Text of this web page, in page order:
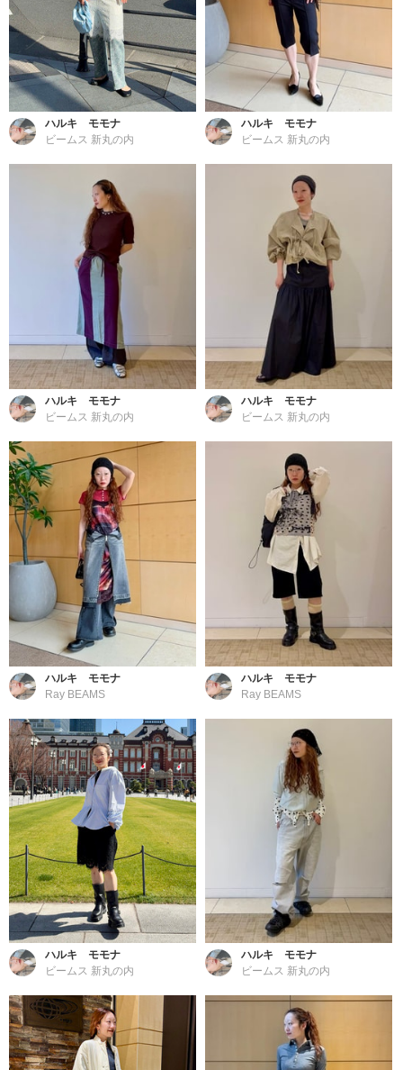
ハルキ モモナ
ビームス 新丸の内
ハルキ モモナ
ビームス 新丸の内
ハルキ モモナ
ビームス 新丸の内
ハルキ モモナ
ビームス 新丸の内
ハルキ モモナ
Ray BEAMS
ハルキ モモナ
Ray BEAMS
ハルキ モモナ
ビームス 新丸の内
ハルキ モモナ
ビームス 新丸の内